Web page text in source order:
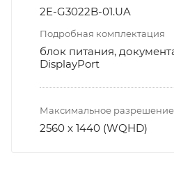
2E-G3022B-01.UA
Подробная комплектация
блок питания,
DisplayPort
Максимальное разрешение
2560 x 1440 (WQHD)